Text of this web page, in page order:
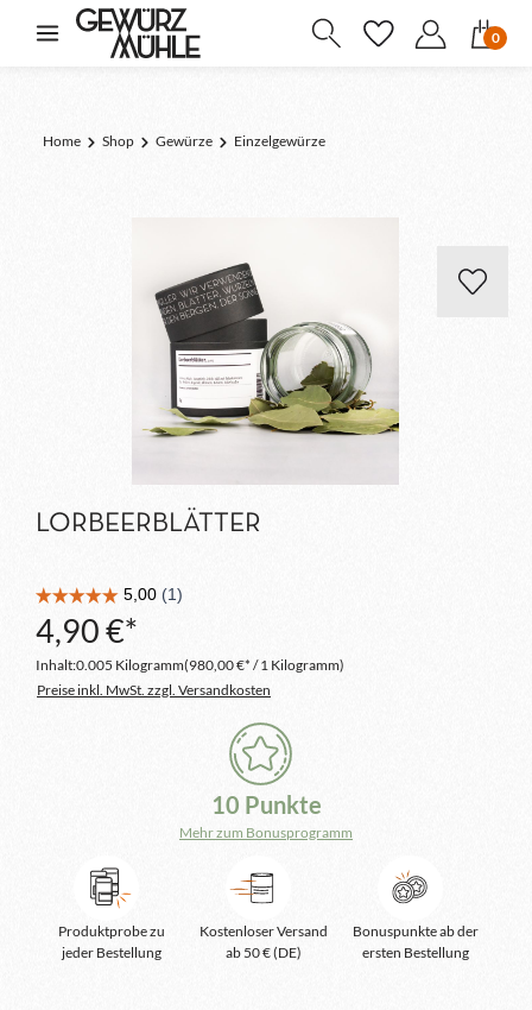
springen
0
Home Shop Gewürze Einzelgewürze
LORBEERBLÄTTER
4,90 €*
Inhalt:0.005 Kilogramm(980,00 €* / 1 Kilogramm)
Preise inkl. MwSt. zzgl. Versandkosten
10 Punkte
Mehr zum Bonusprogramm
Produktprobe zu
jeder Bestellung
Kostenloser Versand
ab 50 € (DE)
Bonuspunkte ab der
ersten Bestellung